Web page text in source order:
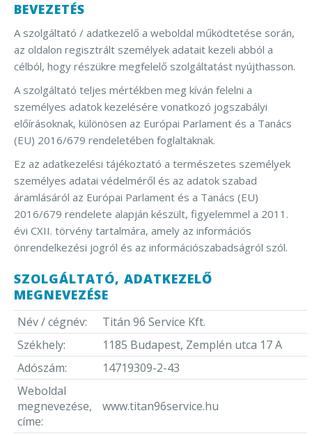
BEVEZETÉS
A szolgáltató / adatkezelő a weboldal működtetése során,
az oldalon regisztrált személyek adatait kezeli abból a
célból, hogy részükre megfelelő szolgáltatást nyújthasson.
A szolgáltató teljes mértékben meg kíván felelni a
személyes adatok kezelésére vonatkozó jogszabályi
előírásoknak, különösen az Európai Parlament és a Tanács
(EU) 2016/679 rendeletében foglaltaknak.
Ez az adatkezelési tájékoztató a természetes személyek
személyes adatai védelméről és az adatok szabad
áramlásáról az Európai Parlament és a Tanács (EU)
2016/679 rendelete alapján készült, figyelemmel a 2011.
évi CXII. törvény tartalmára, amely az információs
önrendelkezési jogról és az információszabadságról szól.
SZOLGÁLTATÓ, ADATKEZELŐ
MEGNEVEZÉSE
Név / cégnév:
Titán 96 Service Kft.
Székhely:
1185 Budapest, Zemplén utca 17 A
Adószám:
14719309-2-43
Weboldal
megnevezése,
címe:
www.titan96service.hu